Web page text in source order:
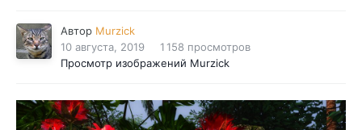
Автор Murzick
10 августа, 2019
1 158 просмотров
Просмотр изображений Murzick